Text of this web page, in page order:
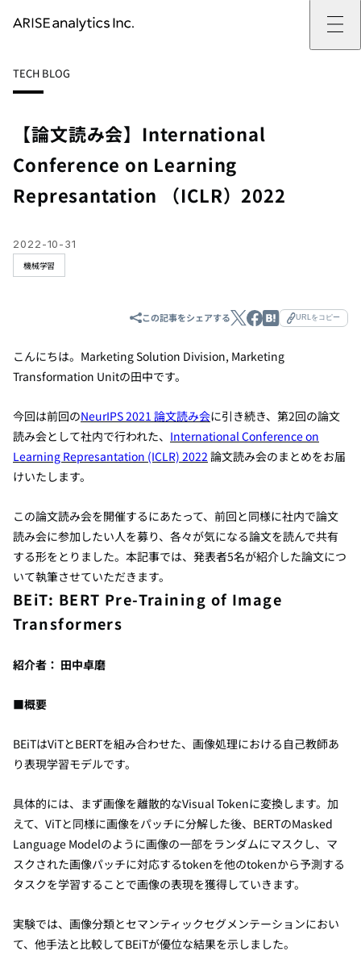
ARISE analyticsとはトップ
ミッション・バリュー
働きがいのある会社づくり
サービス
提供サービストップ
カスタマーサポート改革
ドローン・ビジネス活用
データ・AI人材育成支援
生成AI活用支援
実績
データドリブン改革の推進支援
新規事業の立ち上げ支援
データ分析基盤の構築・活用支援
企業情報
企業情報トップ
会社概要
CEOメッセージ
サステナビリティ
お問い合わせ
ニュース
ニューストップ
インフォメーション
プレスリリース
イベント
技術情報
技術情報トップ
TECH BLOG
PAPER
採用
採用トップ
新卒採用
社員インタビュー
成長支援
キャリア開発
数字で見るARISE analytics
TECH BLOG
【論文読み会】International
Conference on Learning
Represantation （ICLR）2022
機械学習
2022-10-31
この記事をシェアする URLをコピー
こんにちは。Marketing Solution Division, Marketing
Transformation Unitの田中です。
今回は前回のNeurIPS 2021 論文読み会に引き続き、第2回の論文
読み会として社内で行われた、 International Conferenceon
Learning Represantation (ICLR) 2022 論文読み会のまとめをお届
けいたします。
この論文読み会を開催するにあたって、前回と同様に社内で論文
読み会に参加したい人を募り、各々が気になる論文を読んで共有
する形をとりました。本記事では、発表者5名が紹介した論文につ
いて執筆させていただきます。
BEiT: BERT Pre-Training of Image
Transformers
紹介者： 田中卓磨
■概要
BEiTはViTとBERTを組み合わせた、画像処理における自己教師あ
り表現学習モデルです。
具体的には、まず画像を離散的なVisual Tokenに変換します。加
えて、ViTと同様に画像をパッチに分解した後、BERTのMasked
Language Modelのように画像の一部をランダムにマスクし、マ
スクされた画像パッチに対応するtokenを他のtokenから予測する
タスクを学習することで画像の表現を獲得していきます。
実験では、画像分類とセマンティックセグメンテーションにおい
て、他手法と比較してBEiTが優位な結果を示しました。